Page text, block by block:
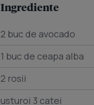
Ingrediente
2 buc de avocado
1 buc de ceapa alba
2 rosii
usturoi 3 catei